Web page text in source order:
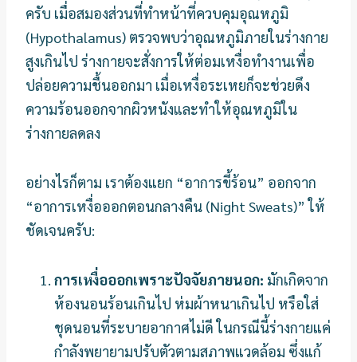
ครับ เมื่อสมองส่วนที่ทำหน้าที่ควบคุมอุณหภูมิ
(Hypothalamus) ตรวจพบว่าอุณหภูมิภายในร่างกาย
สูงเกินไป ร่างกายจะสั่งการให้ต่อมเหงื่อทำงานเพื่อ
ปล่อยความชื้นออกมา เมื่อเหงื่อระเหยก็จะช่วยดึง
ความร้อนออกจากผิวหนังและทำให้อุณหภูมิใน
ร่างกายลดลง
อย่างไรก็ตาม เราต้องแยก “อาการขี้ร้อน” ออกจาก
“อาการเหงื่อออกตอนกลางคืน (Night Sweats)” ให้
ชัดเจนครับ:
การเหงื่อออกเพราะปัจจัยภายนอก: มักเกิดจาก
ห้องนอนร้อนเกินไป ห่มผ้าหนาเกินไป หรือใส่
ชุดนอนที่ระบายอากาศไม่ดี ในกรณีนี้ร่างกายแค่
กำลังพยายามปรับตัวตามสภาพแวดล้อม ซึ่งแก้